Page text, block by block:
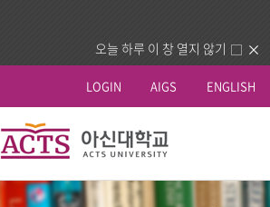
오늘 하루 이 창 열지 않기
LOGIN AIGS ENGLISH